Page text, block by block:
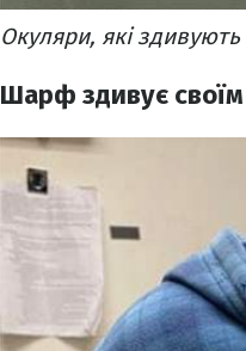
Окуляри, які
Шарф здивує